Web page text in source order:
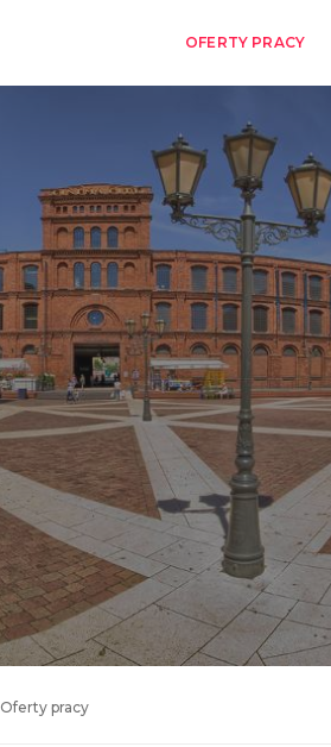
OFERTY PRACY
Oferty pracy